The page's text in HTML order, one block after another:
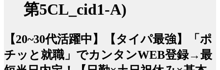
第5CL_cid1-A)
【20~30代活躍中】【タイパ最強】「ポ
チッと就職」でカンタンWEB登録→最